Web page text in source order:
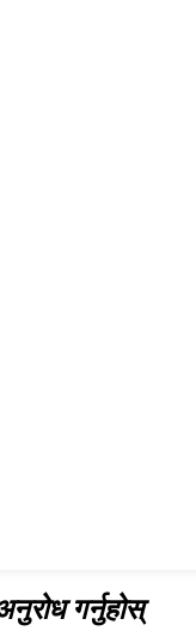
गर्नुहोस्